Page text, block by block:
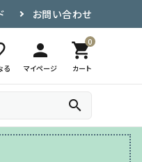
お問い合わせ
る
person
マイページ
0
shopping_cart
カート
search